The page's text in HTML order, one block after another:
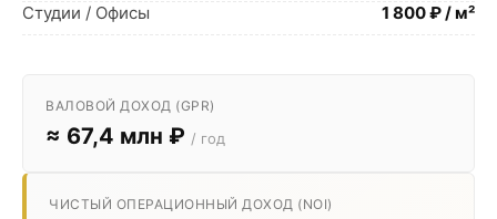
Студии / Офисы
1 800 ₽ / м²
ВАЛОВОЙ ДОХОД (GPR)
≈ 67,4 млн ₽ / год
ЧИСТЫЙ ОПЕРАЦИОННЫЙ ДОХОД (NOI)